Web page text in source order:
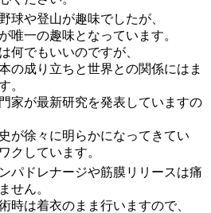
球や登山が趣味でしたが、
唯一の趣味となっています。
何でもいいのですが、
の成り立ちと世界との関係にはま
。
家が最新研究を発表していますの
が徐々に明らかになってきてい
クしています。
パドレナージや筋膜リリースは痛
せん。
時は着衣のまま行いますので、